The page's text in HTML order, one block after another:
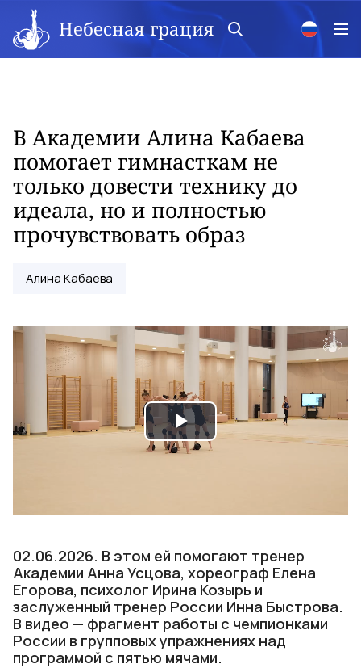
Небесная грация
В Академии Алина Кабаева
помогает гимнасткам не
только довести технику до
идеала, но и полностью
прочувствовать образ
Алина Кабаева
Play
02.06.2026. В этом ей помогают тренер
Академии Анна Усцова, хореограф Елена
Егорова, психолог Ирина Козырь и
заслуженный тренер России Инна Быстрова.
В видео — фрагмент работы с чемпионками
России в групповых упражнениях над
программой с пятью мячами.